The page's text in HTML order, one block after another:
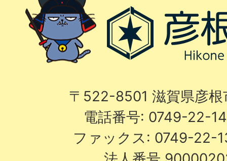
〒522-8501 滋賀県彦
電話番号: 0749-22-
ファックス: 0749-22-